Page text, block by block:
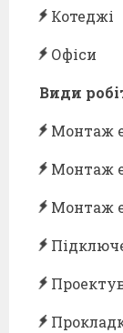
Котеджі
Офіси
Види
Монтаж
Монтаж
Монтаж